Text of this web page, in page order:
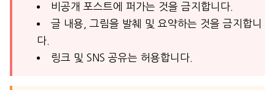
비공개 포스트에 퍼가는 것을 금지합니다.
글 내용, 그림을 발췌 및 요약하는 것을 금지합니
다.
링크 및 SNS 공유는 허용합니다.